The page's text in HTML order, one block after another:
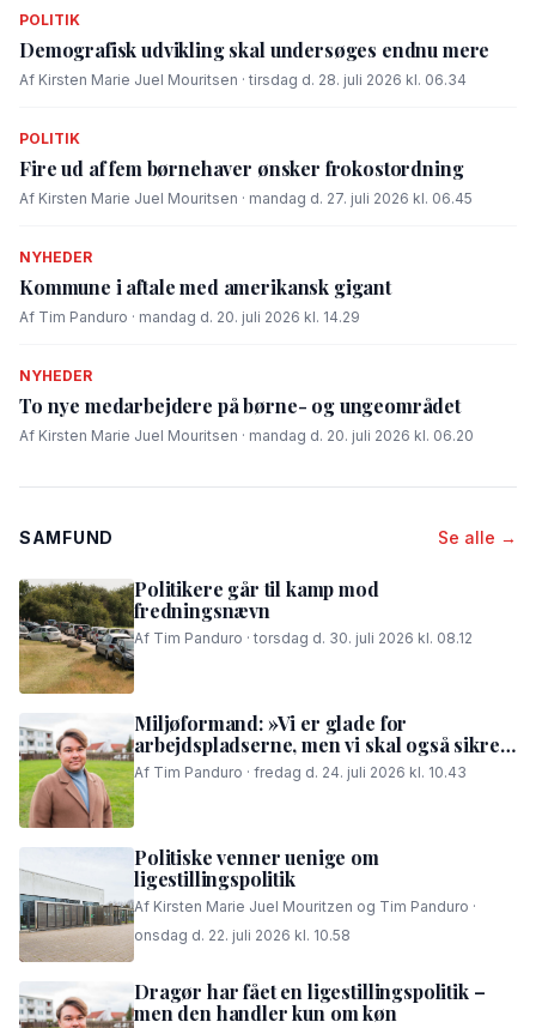
POLITIK
Demografisk udvikling skal undersøges endnu mere
Af Kirsten Marie Juel Mouritsen · tirsdag d. 28. juli 2026 kl. 06.34
POLITIK
Fire ud af fem børnehaver ønsker frokostordning
Af Kirsten Marie Juel Mouritsen · mandag d. 27. juli 2026 kl. 06.45
NYHEDER
Kommune i aftale med amerikansk gigant
Af Tim Panduro · mandag d. 20. juli 2026 kl. 14.29
NYHEDER
To nye medarbejdere på børne- og ungeområdet
Af Kirsten Marie Juel Mouritsen · mandag d. 20. juli 2026 kl. 06.20
SAMFUND Se alle →
Politikere går til kamp mod
fredningsnævn
Af Tim Panduro · torsdag d. 30. juli 2026 kl. 08.12
Miljøformand: »Vi er glade for
arbejdspladserne, men vi skal også sikre,
at folk i området kan få en god nattesøvn«
Af Tim Panduro · fredag d. 24. juli 2026 kl. 10.43
Politiske venner uenige om
ligestillingspolitik
Af Kirsten Marie Juel Mouritzen og Tim Panduro ·
onsdag d. 22. juli 2026 kl. 10.58
Dragør har fået en ligestillingspolitik –
men den handler kun om køn